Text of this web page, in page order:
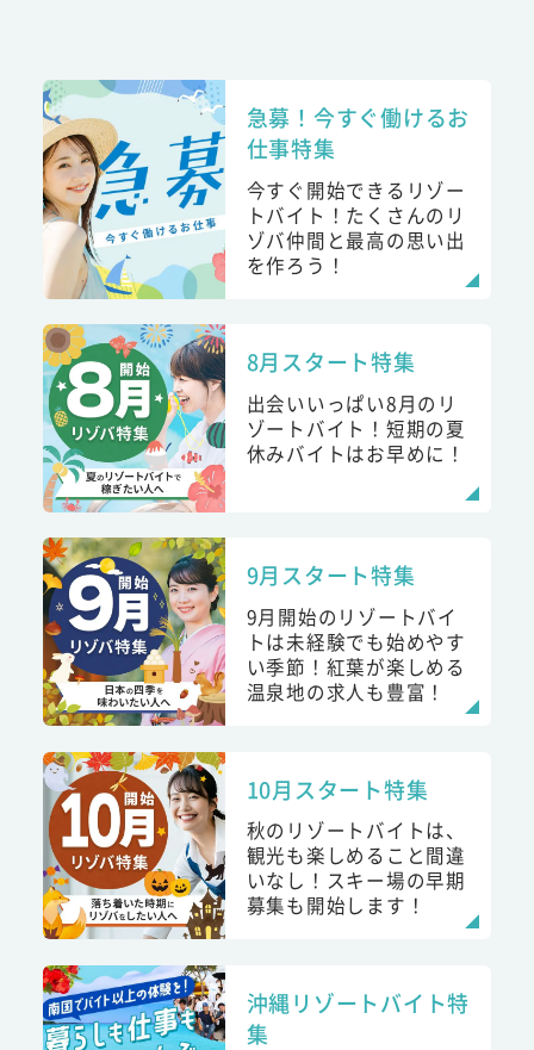
急募！今すぐ働けるお
仕事特集
今すぐ開始できるリゾー
トバイト！たくさんのリ
ゾバ仲間と最高の思い出
を作ろう！
8月スタート特集
出会いいっぱい8月のリ
ゾートバイト！短期の夏
休みバイトはお早めに！
9月スタート特集
9月開始のリゾートバイ
トは未経験でも始めやす
い季節！紅葉が楽しめる
温泉地の求人も豊富！
10月スタート特集
秋のリゾートバイトは、
観光も楽しめること間違
いなし！スキー場の早期
募集も開始します！
沖縄リゾートバイト特
集